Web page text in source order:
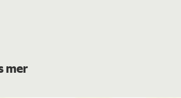
mer